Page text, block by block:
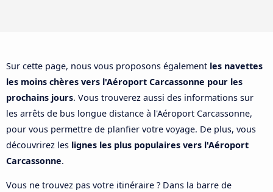
Sur cette page, nous vous proposons également les navettes
les moins chères vers l'Aéroport Carcassonne pour les
prochains jours. Vous trouverez aussi des informations sur
les arrêts de bus longue distance à l'Aéroport Carcassonne,
pour vous permettre de planfier votre voyage. De plus, vous
découvrirez les lignes les plus populaires vers l'Aéroport
Carcassonne.
Vous ne trouvez pas votre itinéraire ? Dans la barre de